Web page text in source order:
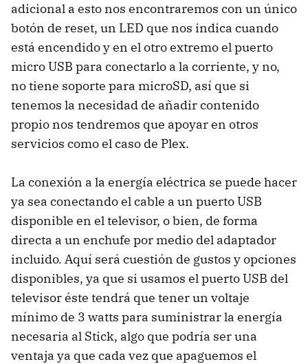
adicional a esto nos encontraremos con un único
botón de reset, un LED que nos indica cuando
está encendido y en el otro extremo el puerto
micro USB para conectarlo a la corriente, y no,
no tiene soporte para microSD, así que si
tenemos la necesidad de añadir contenido
propio nos tendremos que apoyar en otros
servicios como el caso de Plex.
La conexión a la energía eléctrica se puede hacer
ya sea conectando el cable a un puerto USB
disponible en el televisor, o bien, de forma
directa a un enchufe por medio del adaptador
incluido. Aquí será cuestión de gustos y opciones
disponibles, ya que si usamos el puerto USB del
televisor éste tendrá que tener un voltaje
mínimo de 3 watts para suministrar la energía
necesaria al Stick, algo que podría ser una
ventaja ya que cada vez que apaguemos el